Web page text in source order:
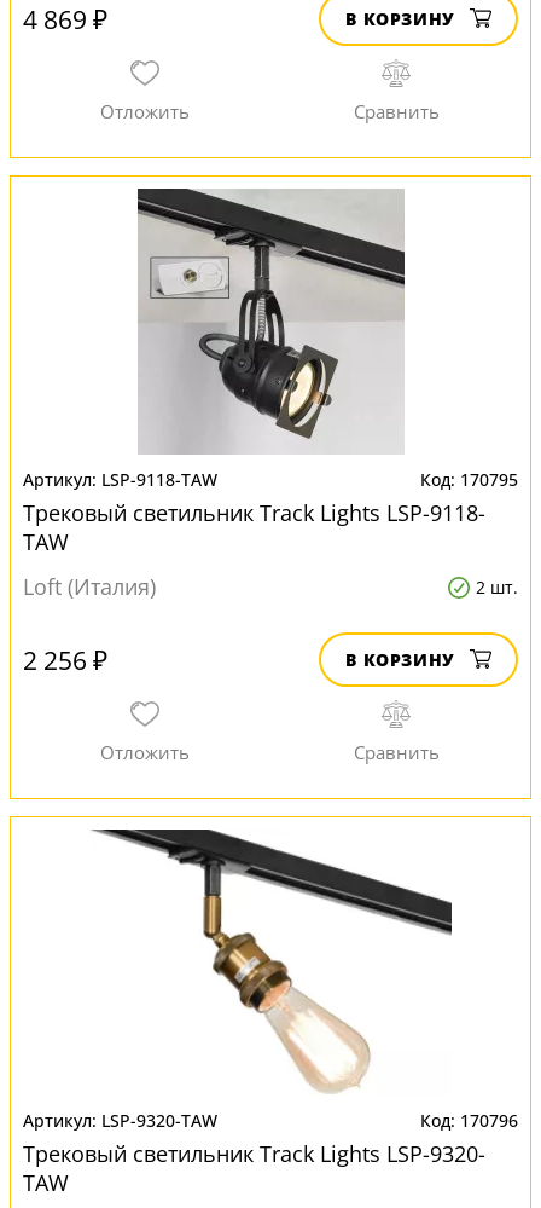
4 869 ₽ В КОРЗИНУ
LSP-9118-TAW 170795
Трековый светильник Track Lights LSP-9118-
TAW
Loft (Италия)
2 шт.
2 256 ₽ В КОРЗИНУ
LSP-9320-TAW 170796
Трековый светильник Track Lights LSP-9320-
TAW